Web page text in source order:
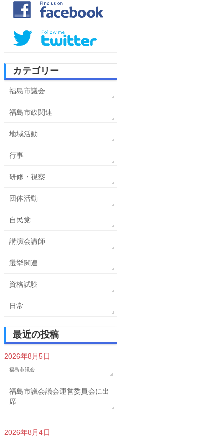
カテゴリー
福島市議会
福島市政関連
地域活動
行事
研修・視察
団体活動
自民党
講演会講師
選挙関連
資格試験
日常
最近の投稿
2026年8月5日
福島市議会
福島市議会議会運営委員会に出
席
2026年8月4日